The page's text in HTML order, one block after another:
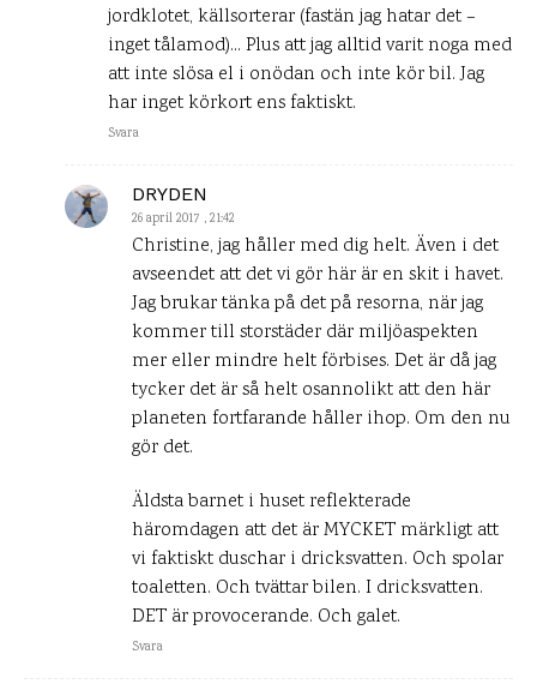
jordklotet, källsorterar (fastän jag hatar det –
inget tålamod)… Plus att jag alltid varit noga med
att inte slösa el i onödan och inte kör bil. Jag
har inget körkort ens faktiskt.
Svara
DRYDEN
26 april 2017 , 21:42
Christine, jag håller med dig helt. Även i det
avseendet att det vi gör här är en skit i havet.
Jag brukar tänka på det på resorna, när jag
kommer till storstäder där miljöaspekten
mer eller mindre helt förbises. Det är då jag
tycker det är så helt osannolikt att den här
planeten fortfarande håller ihop. Om den nu
gör det.
Äldsta barnet i huset reflekterade
häromdagen att det är MYCKET märkligt att
vi faktiskt duschar i dricksvatten. Och spolar
toaletten. Och tvättar bilen. I dricksvatten.
DET är provocerande. Och galet.
Svara